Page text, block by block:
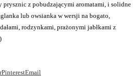
prysznic z pobudzającymi aromatami, i solidne
lub owsianka w wersji na bogato,
rodzynkami, prażonymi jabłkami z
PinterestEmail